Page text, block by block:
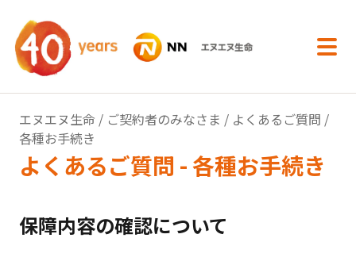
エヌエヌ生命 / ご契約者のみなさま / よくあるご質問 /
各種お手続き
よくあるご質問 - 各種お手続き
保障内容の確認について